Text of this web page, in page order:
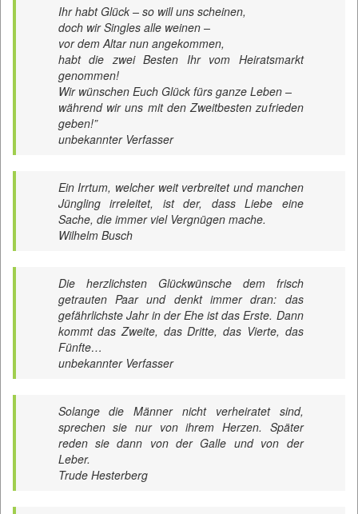
Ihr habt Glück – so will uns scheinen,
doch wir Singles alle weinen –
vor dem Altar nun angekommen,
habt die zwei Besten Ihr vom Heiratsmarkt
genommen!
Wir wünschen Euch Glück fürs ganze Leben –
während wir uns mit den Zweitbesten zufrieden
geben!”
unbekannter Verfasser
Ein Irrtum, welcher weit verbreitet und manchen
Jüngling irreleitet, ist der, dass Liebe eine
Sache, die immer viel Vergnügen mache.
Wilhelm Busch
Die herzlichsten Glückwünsche dem frisch
getrauten Paar und denkt immer dran: das
gefährlichste Jahr in der Ehe ist das Erste. Dann
kommt das Zweite, das Dritte, das Vierte, das
Fünfte…
unbekannter Verfasser
Solange die Männer nicht verheiratet sind,
sprechen sie nur von ihrem Herzen. Später
reden sie dann von der Galle und von der
Leber.
Trude Hesterberg